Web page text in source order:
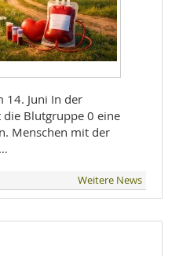
In der
Blutgruppe 0 eine
Menschen mit der
Weitere News